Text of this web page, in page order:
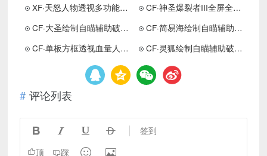
XF·天怒人物透视多功能辅助免费版
CF·神圣爆裂者III全屏全范围分挑战助手
CF·大圣绘制自瞄辅助破解版
CF·简易海绘制自瞄辅助免费版
CF·单板方框透视血量人名辅助
CF·灵狐绘制自瞄辅助破解版
评论列表
    签到
顶 踩  